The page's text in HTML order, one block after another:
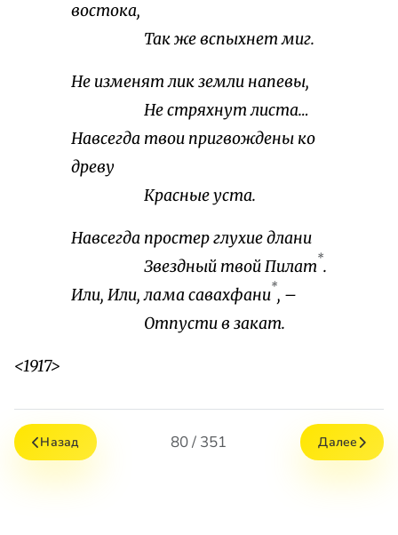
востока,
Так же вспыхнет миг.
Не изменят лик земли напевы,
Не стряхнут листа…
Навсегда твои пригвождены ко
древу
Красные уста.
Навсегда простер глухие длани
Звездный твой Пилат*.
Или, Или, лама савахфани*, –
Отпусти в закат.
<1917>
Назад 80 / 351 Далее